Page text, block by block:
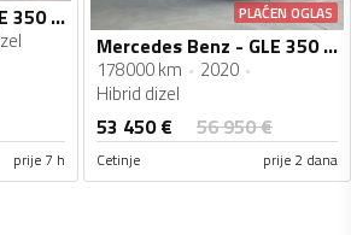
Mercedes Benz - GLE 350 - Coupe
prije 7 h
PLAĆEN OGLAS
Mercedes Benz - GLE 350 - 4 MATIC - AMG
178000 km
2020
Hibrid dizel
53 450€ 56 950€
Cetinje prije 2 dana